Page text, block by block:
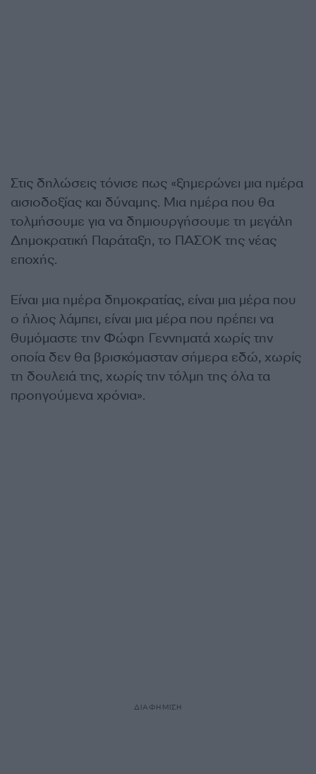
Στις δηλώσεις τόνισε πως «ξημερώνει μια ημέρα
αισιοδοξίας και δύναμης. Μια ημέρα που θα
τολμήσουμε για να δημιουργήσουμε τη μεγάλη
Δημοκρατική Παράταξη, το ΠΑΣΟΚ της νέας
εποχής.
Είναι μια ημέρα δημοκρατίας, είναι μια μέρα που
ο ήλιος λάμπει, είναι μια μέρα που πρέπει να
θυμόμαστε την Φώφη Γεννηματά χωρίς την
οποία δεν θα βρισκόμασταν σήμερα εδώ, χωρίς
τη δουλειά της, χωρίς την τόλμη της όλα τα
προηγούμενα χρόνια».
ΔΙΑΦΗΜΙΣΗ